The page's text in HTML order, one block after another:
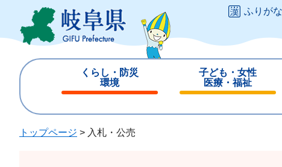
ジ
ュ
ふりが
くらし・防災
環境
じ
子ども・女性
医療・福祉
じ
トップページ > 入札・公売